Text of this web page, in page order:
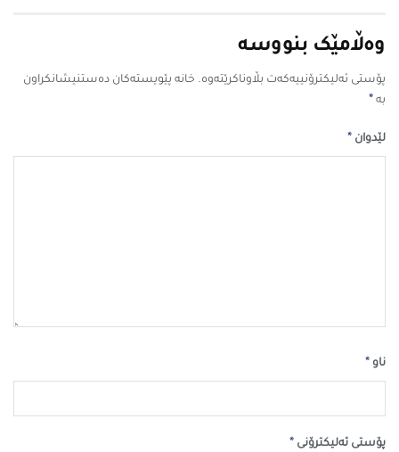
وەڵامێک بنووسە
پۆستی ئەلیکترۆنییەکەت بڵاوناکرێتەوە. خانە پێویستەکان دەستنیشانکراون
بە *
لێدوان *
ناو *
پۆستی ئەلیکترۆنی *